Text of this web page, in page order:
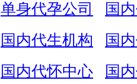
单身代孕公司
国
国内代生机构
国
国内代怀中心
国